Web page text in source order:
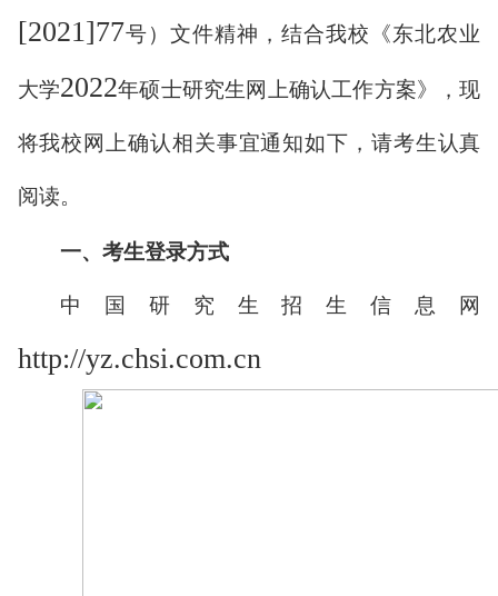
[2021]77号）文件精神，结合我校《东北农业
大学2022年硕士研究生网上确认工作方案》，现
将我校网上确认相关事宜通知如下，请考生认真
阅读。
一、考生登录方式
中国研究生招生信息网
http://yz.chsi.com.cn